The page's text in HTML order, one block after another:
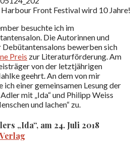
Front Festival wird 10 Jahre!
besuchte ich im
Die Autorinnen und
bewerben sich
Preis zur Literaturförderung. Am
von der letztjährigen
geehrt. An dem von mir
ich einer gemeinsamen Lesung der
mit „Ida“ und Philipp Weiss
und lachen“ zu.
„Ida“, am 24. Juli 2018